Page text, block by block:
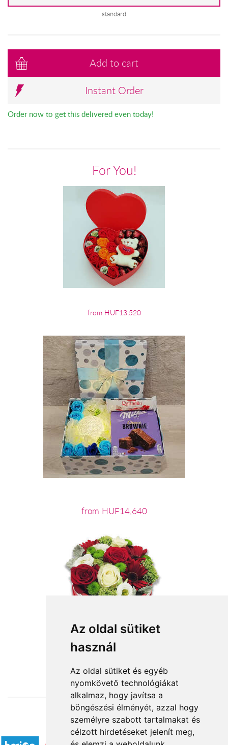
Az oldal sütiket
használ
Az oldal sütiket és egyéb
nyomkövető technológiákat
alkalmaz, hogy javítsa a
böngészési élményét, azzal hogy
személyre szabott tartalmakat és
célzott hirdetéseket jelenít meg,
standard
Add to cart
Instant Order
Order now to get this delivered even today!
For You!
from HUF13,520
from HUF14,640
Accepted payment methods